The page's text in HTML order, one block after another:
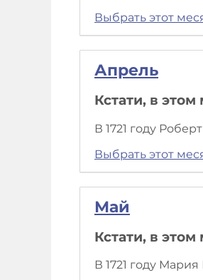
Выбрать этот
Апрель
Кстати, в
В 1721 году
Выбрать этот
Май
Кстати, в
В 1721 году